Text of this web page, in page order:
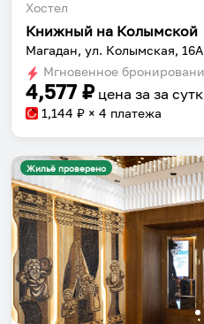
Хостел
Книжный на Колымской
Магадан, ул. Колымская, 16А
Мгновенное
4,577 ₽ цена за за
1,144 ₽ × 4 платежа
Жильё проверено
Собери
Сохраняй места,
компанию и